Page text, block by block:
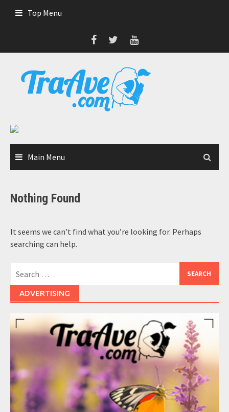
Top Menu
Main Menu
Nothing Found
It seems we can’t find what you’re looking for. Perhaps
searching can help.
ADVERTISING